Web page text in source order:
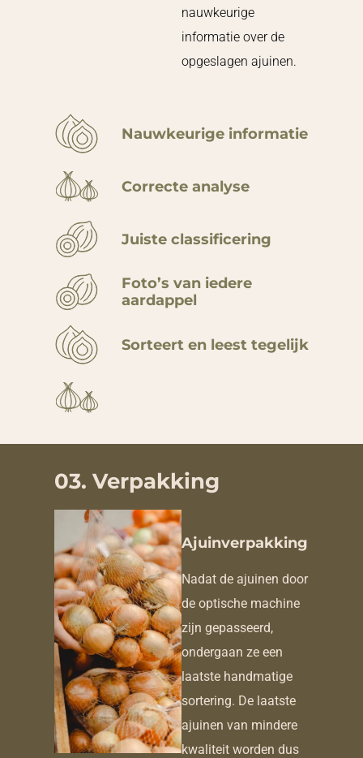
nauwkeurige
informatie over de
opgeslagen ajuinen.
Nauwkeurige informatie
Correcte analyse
Juiste classificering
Foto’s van iedere
aardappel
Sorteert en leest tegelijk
03. Verpakking
Ajuinverpakking
Nadat de ajuinen door
de optische machine
zijn gepasseerd,
ondergaan ze een
laatste handmatige
sortering. De laatste
ajuinen van mindere
kwaliteit worden dus